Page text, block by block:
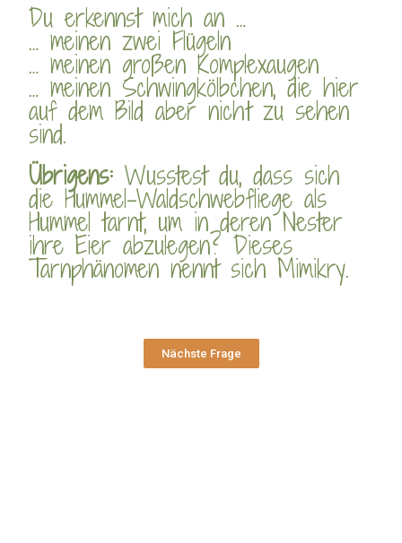
Du erkennst mich an …
… meinen zwei Flügeln
… meinen großen Komplexaugen
… meinen Schwingkölbchen, die hier
auf dem Bild aber nicht zu sehen
sind.
Übrigens: Wusstest du, dass sich
die Hummel-Waldschwebfliege als
Hummel tarnt, um in deren Nester
ihre Eier abzulegen? Dieses
Tarnphänomen nennt sich Mimikry.
Nächste Frage